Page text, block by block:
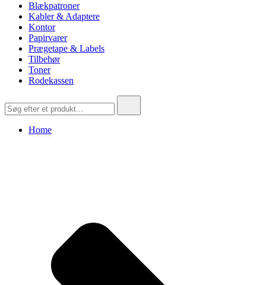
Blækpatroner
Kabler & Adaptere
Kontor
Papirvarer
Prægetape & Labels
Tilbehør
Toner
Rodekassen
efter:
Home